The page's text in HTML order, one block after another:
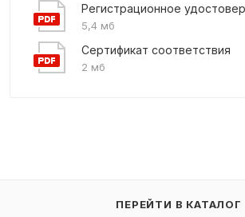
Регистрационное
5,4 мб
Сертификат соответствия
2 мб
ПЕРЕЙТИ В КАТАЛОГ